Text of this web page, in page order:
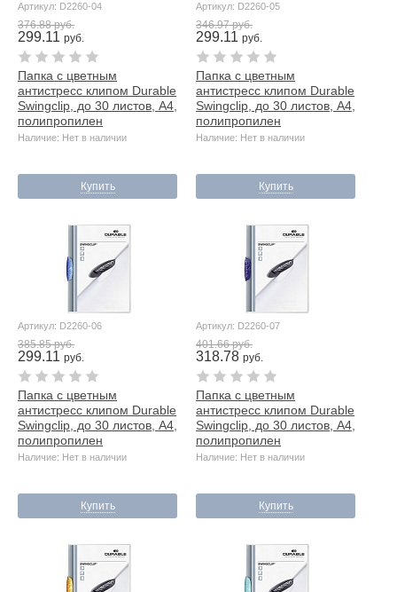
Артикул: D2260-04
376.88 руб.
299.11 руб.
Папка с цветным
антистресс клипом Durable
Swingclip, до 30 листов, А4,
полипропилен
Наличие: Нет в наличии
Купить
Артикул: D2260-05
346.97 руб.
299.11руб.
Папка с цветным
антистресс клипом Durable
Swingclip, до 30 листов, А4,
полипропилен
Наличие: Нет в наличии
Купить
Артикул: D2260-06
385.85 руб.
299.11 руб.
Папка с цветным
антистресс клипом Durable
Swingclip, до 30 листов, А4,
полипропилен
Наличие: Нет в наличии
Купить
Артикул: D2260-07
401.66 руб.
318.78руб.
Папка с цветным
антистресс клипом Durable
Swingclip, до 30 листов, А4,
полипропилен
Наличие: Нет в наличии
Купить